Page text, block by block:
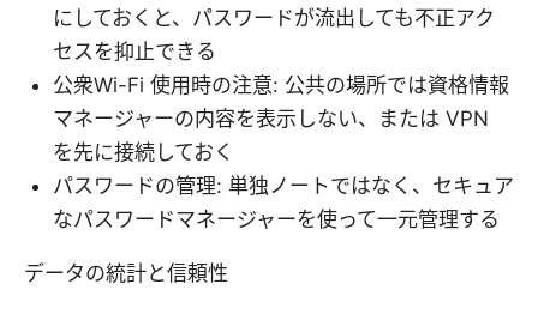
にしておくと、パスワードが流出しても不正アク
セスを抑止できる
公衆Wi-Fi 使用時の注意: 公共の場所では資格情報
マネージャーの内容を表示しない、または VPN
を先に接続しておく
パスワードの管理: 単独ノートではなく、セキュア
なパスワードマネージャーを使って一元管理する
データの統計と信頼性